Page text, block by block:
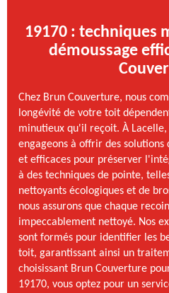
19170 : techniques
démoussage
Chez Brun Couverture, nous
longévité de votre toit
minutieux qu'il reçoit. À Lacelle,
engageons à offrir des solutions
et efficaces pour préserver
à des techniques de pointe,
nettoyants écologiques et de
nous assurons que chaque
impeccablement nettoyé. Nos
sont formés pour identifier les
toit, garantissant ainsi un
choisissant Brun Couverture
19170, vous optez pour un